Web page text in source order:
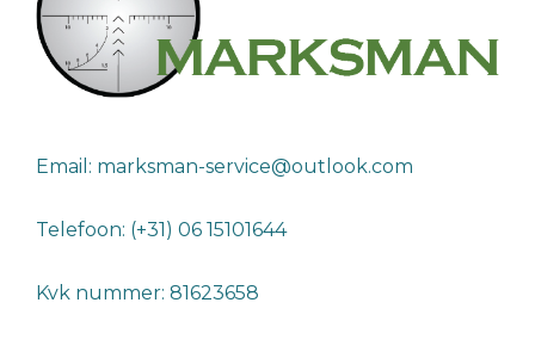
Email: marksman-service@outlook.com
Telefoon: (+31) 06 15101644
Kvk nummer: 81623658